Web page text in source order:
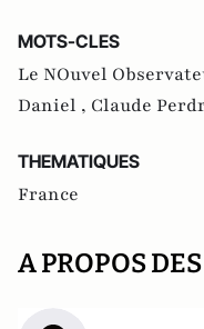
MOTS-CLES
Le NOuvel
Daniel , Claude
THEMATIQUES
France
A PROPOS